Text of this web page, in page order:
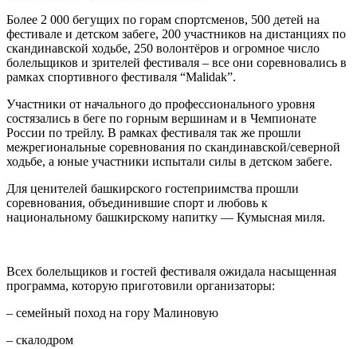
Более 2 000 бегущих по горам спортсменов, 500 детей на
фестивале и детском забеге, 200 участников на дистанциях по
скандинавской ходьбе, 250 волонтёров и огромное число
болельщиков и зрителей фестиваля – все они соревновались в
рамках спортивного фестиваля “Malidak”.
Участники от начального до профессионального уровня
состязались в беге по горным вершинам и в Чемпионате
России по трейлу. В рамках фестиваля так же прошли
межрегиональные соревнования по скандинавской/северной
ходьбе, а юные участники испытали силы в детском забеге.
Для ценителей башкирского гостеприимства прошли
соревнования, объединившие спорт и любовь к
национальному башкирскому напитку — Кумысная миля.
Всех болельщиков и гостей фестиваля ожидала насыщенная
программа, которую приготовили организаторы:
– семейный поход на гору Малиновую
– скалодром